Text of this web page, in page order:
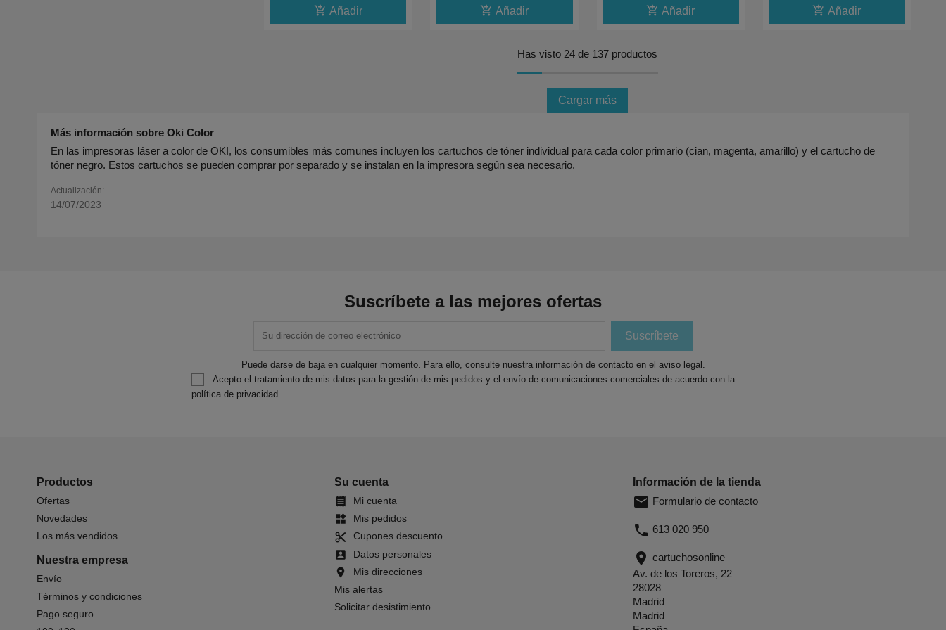
add_shopping_cart Añadir add_shopping_cart Añadir add_shopping_cart Añadir add_shopping_cart Añadir
Has visto 24 de 137 productos
Cargar más
Más información sobre Oki Color
En las impresoras láser a color de OKI, los consumibles más comunes incluyen los cartuchos de tóner individual para cada color primario (cian, magenta, amarillo) y el cartucho de
tóner negro. Estos cartuchos se pueden comprar por separado y se instalan en la impresora según sea necesario.
Actualización:
14/07/2023
Suscríbete a las mejores ofertas
Puede darse de baja en cualquier momento. Para ello, consulte nuestra información de contacto en el aviso legal.
Acepto el tratamiento de mis datos para la gestión de mis pedidos y el envío de comunicaciones comerciales de acuerdo con la
política de privacidad.
Productos
Ofertas
Novedades
Los más vendidos
Nuestra empresa
Envío
Términos y condiciones
Pago seguro
Su cuenta
 Mi cuenta
widgets Mis pedidos
content_cut Cupones descuento
account_box Datos personales
location_on
Mis direcciones
Mis alertas
Solicitar desistimiento
Información de la tienda
email Formulario de contacto
phone 613 020 950
location_on cartuchosonline
Av. de los Toreros, 22
28028
Madrid
Madrid